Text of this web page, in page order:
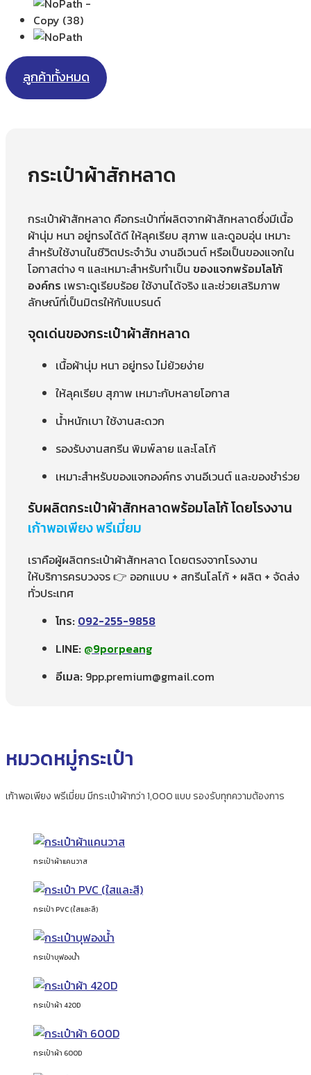
ลูกค้าทั้งหมด
กระเป๋าผ้าสักหลาด
กระเป๋าผ้าสักหลาด คือกระเป๋าที่ผลิตจากผ้าสักหลาดซึ่งมีเนื้อ
ผ้านุ่ม หนา อยู่ทรงได้ดี ให้ลุคเรียบ สุภาพ และดูอบอุ่น เหมาะ
สำหรับใช้งานในชีวิตประจำวัน งานอีเวนต์ หรือเป็นของแจกใน
โอกาสต่าง ๆ และเหมาะสำหรับทำเป็น ของแจกพร้อมโลโก้
องค์กร เพราะดูเรียบร้อย ใช้งานได้จริง และช่วยเสริมภาพ
ลักษณ์ที่เป็นมิตรให้กับแบรนด์
จุดเด่นของกระเป๋าผ้าสักหลาด
เนื้อผ้านุ่ม หนา อยู่ทรง ไม่ย้วยง่าย
ให้ลุคเรียบ สุภาพ เหมาะกับหลายโอกาส
น้ำหนักเบา ใช้งานสะดวก
รองรับงานสกรีน พิมพ์ลาย และโลโก้
เหมาะสำหรับของแจกองค์กร งานอีเวนต์ และของชำร่วย
รับผลิตกระเป๋าผ้าสักหลาดพร้อมโลโก้ โดยโรงงาน
เก้าพอเพียง พรีเมี่ยม
เราคือผู้ผลิตกระเป๋าผ้าสักหลาด โดยตรงจากโรงงาน
ให้บริการครบวงจร 👉 ออกแบบ + สกรีนโลโก้ + ผลิต + จัดส่ง
ทั่วประเทศ
โทร: 092-255-9858
LINE: @9porpeang
อีเมล: 9pp.premium@gmail.com
หมวดหมู่กระเป๋า
เก้าพอเพียง พรีเมี่ยม มีกระเป๋าผ้ากว่า 1,000 แบบ รองรับทุกความต้องการ
กระเป๋าผ้าแคนวาส
กระเป๋า PVC (ใสและสี)
กระเป๋าบุฟองน้ำ
กระเป๋าผ้า 420D
กระเป๋าผ้า 600D